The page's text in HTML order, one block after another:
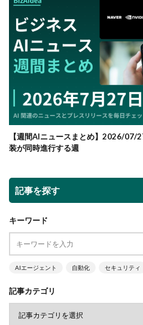
【週間AIニュースまとめ】2026/
装が同時進行する週
記事を探す
キーワード
AIエージェント 自動化 セキュリティ
記事カテゴリ